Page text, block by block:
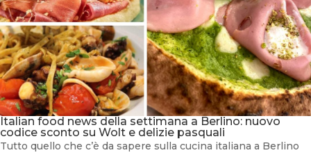
Italian food news della settimana a Berlino: nuovo
codice sconto su Wolt e delizie pasquali
Tutto quello che c’è da sapere sulla cucina italiana a Berlino